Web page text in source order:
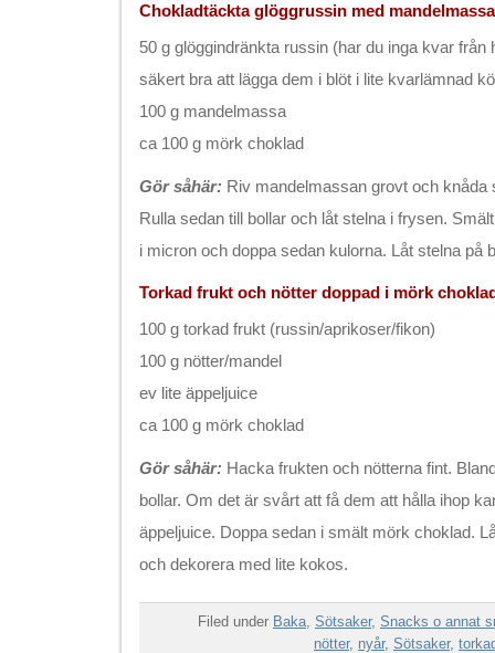
Chokladtäckta glöggrussin med mandelmassa
50 g glöggindränkta russin (har du inga kvar från
säkert bra att lägga dem i blöt i lite kvarlämnad
100 g mandelmassa
ca 100 g mörk choklad
Gör såhär: Riv mandelmassan grovt och knåda
Rulla sedan till bollar och låt stelna i frysen.
i micron och doppa sedan kulorna. Låt stelna på
Torkad frukt och nötter doppad i mörk
100 g torkad frukt (russin/aprikoser/fikon)
100 g nötter/mandel
ev lite äppeljuice
ca 100 g mörk choklad
Gör såhär: Hacka frukten och nötterna fint.
bollar. Om det är svårt att få dem att hålla ihop
äppeljuice. Doppa sedan i smält mörk choklad.
och dekorera med lite kokos.
Filed under Baka, Sötsaker, Snacks o annat
nötter, nyår, Sötsaker,